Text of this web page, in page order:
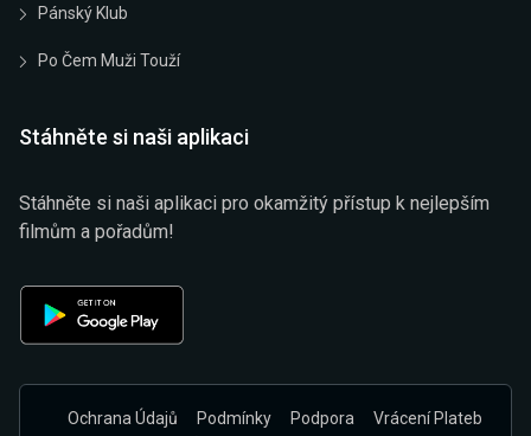
Pánský Klub
Po Čem Muži Touží
Stáhněte si naši aplikaci
Stáhněte si naši aplikaci pro okamžitý přístup k nejlepším
filmům a pořadům!
Ochrana Údajů Podmínky Podpora
Vrácení Plateb